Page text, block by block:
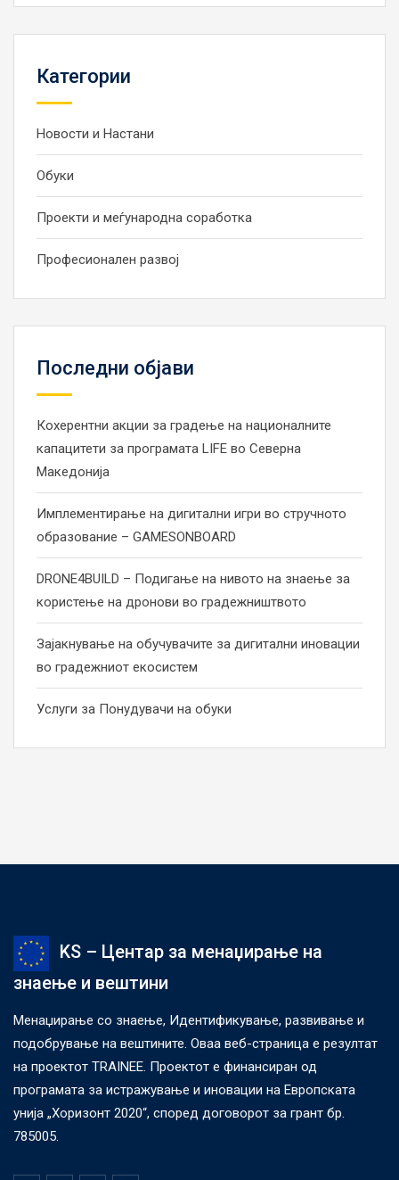
Категории
Новости и Настани
Обуки
Проекти и меѓународна соработка
Професионален развој
Последни објави
Кохерентни акции за градење на националните
капацитети за програмата LIFE во Северна
Македонија
Имплементирање на дигитални игри во стручното
образование – GAMESONBOARD
DRONE4BUILD – Подигање на нивото на знаење за
користење на дронови во градежништвото
Зајакнување на обучувачите за дигитални иновации
во градежниот екосистем
Услуги за Понудувачи на обуки
KS – Центар за менаџирање на
знаење и вештини
Менаџирање со знаење, Идентификување, развивање и
подобрување на вештините. Оваа веб-страница е резултат
на проектот TRAINEE. Проектот е финансиран од
програмата за истражување и иновации на Европската
унија „Хоризонт 2020“, според договорот за грант бр.
785005.